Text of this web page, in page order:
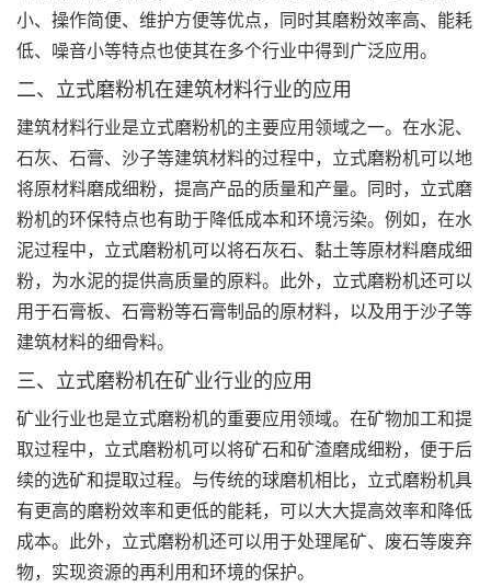
小、操作简便、维护方便等优点，同时其磨粉效率高、能耗
低、噪音小等特点也使其在多个行业中得到广泛应用。
二、立式磨粉机在建筑材料行业的应用
建筑材料行业是立式磨粉机的主要应用领域之一。在水泥、
石灰、石膏、沙子等建筑材料的过程中，立式磨粉机可以地
将原材料磨成细粉，提高产品的质量和产量。同时，立式磨
粉机的环保特点也有助于降低成本和环境污染。例如，在水
泥过程中，立式磨粉机可以将石灰石、黏土等原材料磨成细
粉，为水泥的提供高质量的原料。此外，立式磨粉机还可以
用于石膏板、石膏粉等石膏制品的原材料，以及用于沙子等
建筑材料的细骨料。
三、立式磨粉机在矿业行业的应用
矿业行业也是立式磨粉机的重要应用领域。在矿物加工和提
取过程中，立式磨粉机可以将矿石和矿渣磨成细粉，便于后
续的选矿和提取过程。与传统的球磨机相比，立式磨粉机具
有更高的磨粉效率和更低的能耗，可以大大提高效率和降低
成本。此外，立式磨粉机还可以用于处理尾矿、废石等废弃
物，实现资源的再利用和环境的保护。